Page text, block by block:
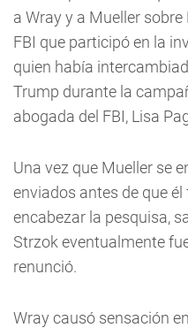
a Wray y a Mueller sobre
FBI que participó en la
quien había
Trump durante la
abogada del FBI, Lisa
Una vez que Mueller se
enviados antes de que
encabezar la pesquisa,
Strzok eventualmente
renunció.
Wray causó sensación